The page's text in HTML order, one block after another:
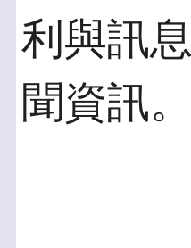
利與訊
聞資訊。